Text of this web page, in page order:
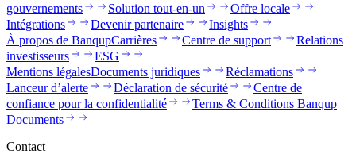
gouvernements
Solution tout-en-un
Offre locale
Intégrations
Devenir partenaire
Insights
À propos de BanqupCarrières Centre de support
Relations
investisseurs
ESG
Mentions légalesDocuments juridiques
Réclamations
Lanceur d’alerte
Déclaration de sécurité
Centre de
confiance pour la confidentialité
Terms & Conditions Banqup
Documents
Contact